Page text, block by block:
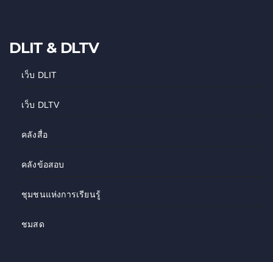
DLIT & DLTV
เว็บ DLIT
เว็บ DLTV
คลังสื่อ
คลังข้อสอบ
ชุมชนแห่งการเรียนรู้
ชมสด